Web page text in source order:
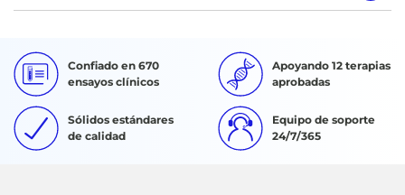
Confiado en 670
ensayos clínicos
Apoyando 12 terapias
aprobadas
Sólidos estándares
de calidad
Equipo de soporte
24/7/365